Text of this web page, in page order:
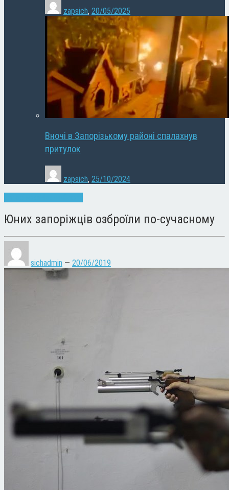
zapsich, 20/05/2025
Вночі в Запорізькому районі спалахнув
притулок
zapsich, 25/10/2024
Юних запоріжців озброїли по-сучасному
sichadmin — 20/06/2019